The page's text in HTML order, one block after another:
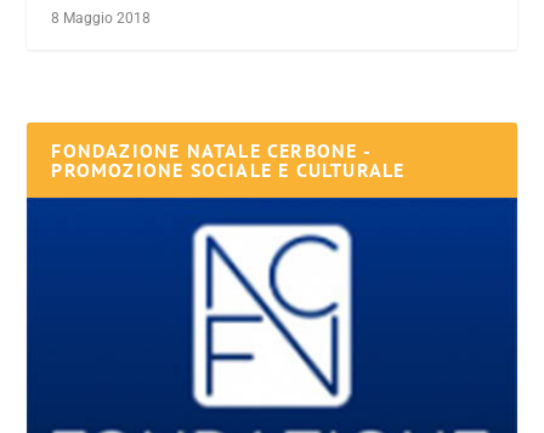
8 Maggio 2018
FONDAZIONE NATALE CERBONE -
PROMOZIONE SOCIALE E CULTURALE